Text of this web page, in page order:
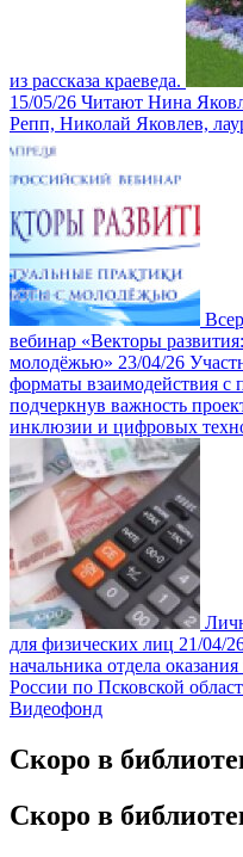
из рассказа краеведа.
15/05/26 Читают Нина
Репп, Николай Яковлев,
вебинар «Векторы
молодёжью» 23/04/26
форматы взаимодействия
подчеркнув важность
инклюзии и цифровых
для физических лиц 21/04/
начальника отдела
России по Псковской
Видеофонд
Скоро в
Скоро в